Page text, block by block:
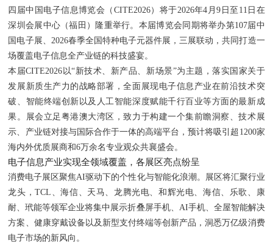
四届中国电子信息博览会（CITE2026）将于2026年4月9日至11日在
深圳会展中心（福田）隆重举行。本届博览会同期将举办第107届中
国电子展、2026春季全国特种电子元器件展，三展联动，共同打造一
场覆盖电子信息全产业链的科技盛宴。
本届CITE2026以“新技术、新产品、新场景”为主题，落实国家关于
发展新质生产力的战略部署，全面展现电子信息产业在前沿技术突
破、智能终端创新以及人工智能深度赋能千行百业等方面的最新成
果。展会立足粤港澳大湾区，致力于构建一个集前瞻洞察、技术展
示、产业链对接与国际合作于一体的高端平台，预计将吸引超1200家
海内外优质展商和6万余名专业观众共襄盛会。
电子信息产业实现全领域覆盖，各展区亮点纷呈
消费电子展区聚焦AI驱动下的个性化与智能化浪潮。展区将汇聚行业
龙头，TCL、海信、天马、龙腾光电、和辉光电、海信、乐歌、康
耐、玳能等领军企业将集中展示折叠屏手机、AI手机、全屋智能解决
方案、健康穿戴设备以及新型支付终端等创新产品，洞悉万亿级消费
电子市场的新风向。